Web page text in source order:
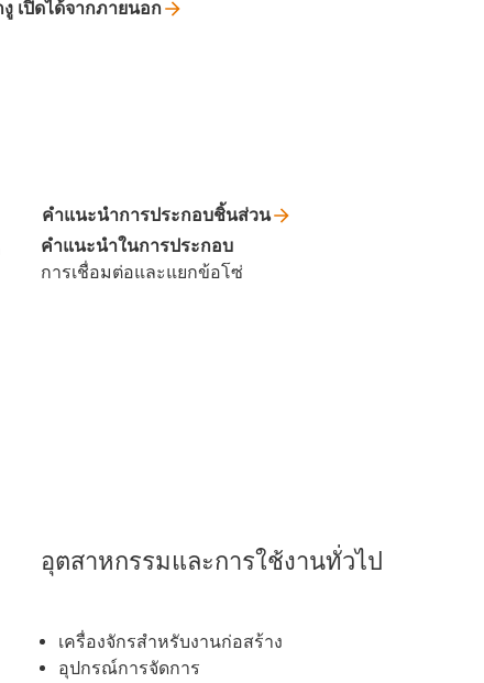
เปิดได้จากภายนอก
คำแนะนำในการประกอบ
การเชื่อมต่อและแยกข้อโซ่
คำแนะนำการประกอบชิ้นส่วน
อุตสาหกรรมและการใช้งานทั่วไป
เครื่องจักรสำหรับงานก่อสร้าง
อุปกรณ์การจัดการ